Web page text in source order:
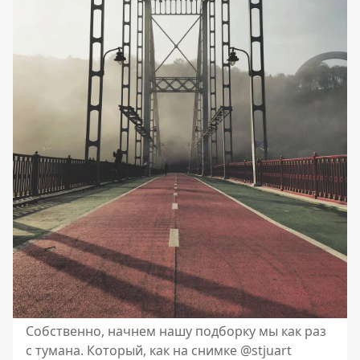
Собственно, начнем нашу подборку мы как раз
с тумана. Который, как на снимке @stjuart